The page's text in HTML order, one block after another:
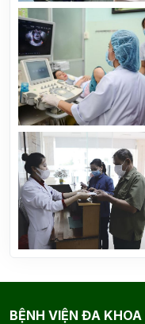
BỆNH VIỆN ĐA KHOA